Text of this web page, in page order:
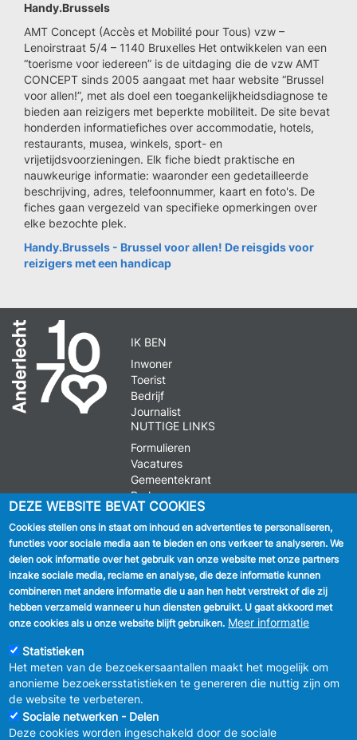
Handy.Brussels
AMT Concept (Accès et Mobilité pour Tous) vzw –
Lenoirstraat 5/4 – 1140 Bruxelles Het ontwikkelen van een
“toerisme voor iedereen” is de uitdaging die de vzw AMT
CONCEPT sinds 2005 aangaat met haar website “Brussel
voor allen!”, met als doel een toegankelijkheidsdiagnose te
bieden aan reizigers met beperkte mobiliteit. De site bevat
honderden informatiefiches over accommodatie, hotels,
restaurants, musea, winkels, sport- en
vrijetijdsvoorzieningen. Elk fiche biedt praktische en
nauwkeurige informatie: waaronder een gedetailleerde
beschrijving, adres, telefoonnummer, kaart en foto's. De
fiches gaan vergezeld van specifieke opmerkingen over
elke bezochte plek.
Handy.Brussels - Brussel voor allen! De reisgids voor
reizigers met een handicap
IK BEN
Inwoner
Toerist
Bedrijf
Journalist
NUTTIGE LINKS
Formulieren
Vacatures
Gemeentekrant
Parkeren
VOLG ONS
Facebook
Linkedin
Instagram
DEZE WEBSITE BEVAT COOKIES
Cookies stellen ons in staat om inhoud en advertenties te personaliseren,
functies voor sociale media aan te bieden en ons verkeer te analyseren. We
delen ook informatie over het gebruik van onze website met onze partners
inzake sociale media, reclame en analyse, die deze informatie kunnen
combineren met andere informatie die u aan hen hebt verstrekt of die zij
hebben verzameld wanneer u hun diensten gebruikt. U gaat akkoord met
onze cookies als u onze website blijft gebruiken. Meer informatie
Statistieken
Het meten van de bezoekersaantallen maakt het mogelijk om
anonieme bezoekersstatistieken te genereren die nuttig zijn om
de website te verbeteren.
Sociale netwerken - Delen
Deze cookies worden ingeschakeld door de sociale